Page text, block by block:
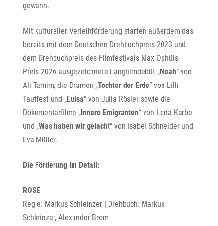
gewann.
Mit kultureller Verleihförderung starten außerdem das
bereits mit dem Deutschen Drehbuchpreis 2023 und
dem Drehbuchpreis des Filmfestivals Max Ophüls
Preis 2026 ausgezeichnete Langfilmdebüt „Noah“ von
Ali Tamim, die Dramen „Tochter der Erde“ von Lilli
Tautfest und „Luisa“ von Julia Rösler sowie die
Dokumentarfilme „Innere Emigranten“ von Lena Karbe
und „Was haben wir gelacht“ von Isabel Schneider und
Eva Müller.
Die Förderung im Detail:
ROSE
Regie: Markus Schleinzer | Drehbuch: Markus
Schleinzer, Alexander Brom